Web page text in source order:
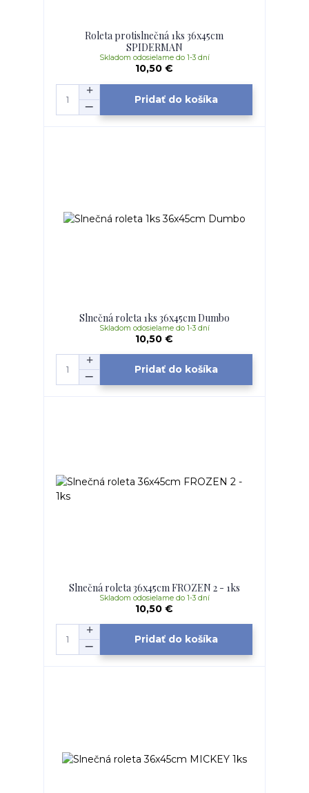
Roleta protislnečná 1ks 36x45cm
SPIDERMAN
10,50 €
Skladom odosielame do 1-3 dní
Pridať do košíka
Slnečná roleta 1ks 36x45cm Dumbo
10,50 €
Skladom odosielame do 1-3 dní
Pridať do košíka
Slnečná roleta 36x45cm FROZEN 2 - 1ks
10,50 €
Skladom odosielame do 1-3 dní
Pridať do košíka